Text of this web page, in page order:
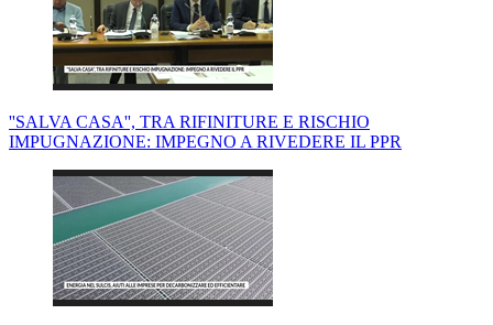
''SALVA CASA'', TRA RIFINITURE E RISCHIO
IMPUGNAZIONE: IMPEGNO A RIVEDERE IL PPR